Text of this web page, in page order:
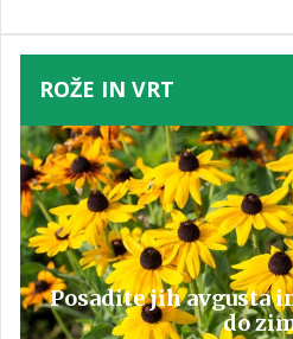
ROŽE IN VRT
Posadite jih avgusta
do